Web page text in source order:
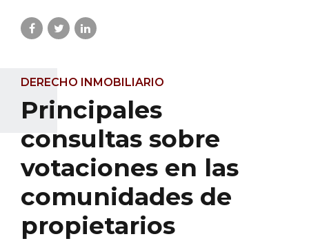
DERECHO INMOBILIARIO
Principales
consultas sobre
votaciones en las
comunidades de
propietarios